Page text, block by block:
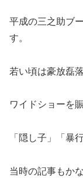
平成の三之助ブ
す。
若い頃は豪放磊
ワイドショーを
「隠し子」「暴
当時の記事もか